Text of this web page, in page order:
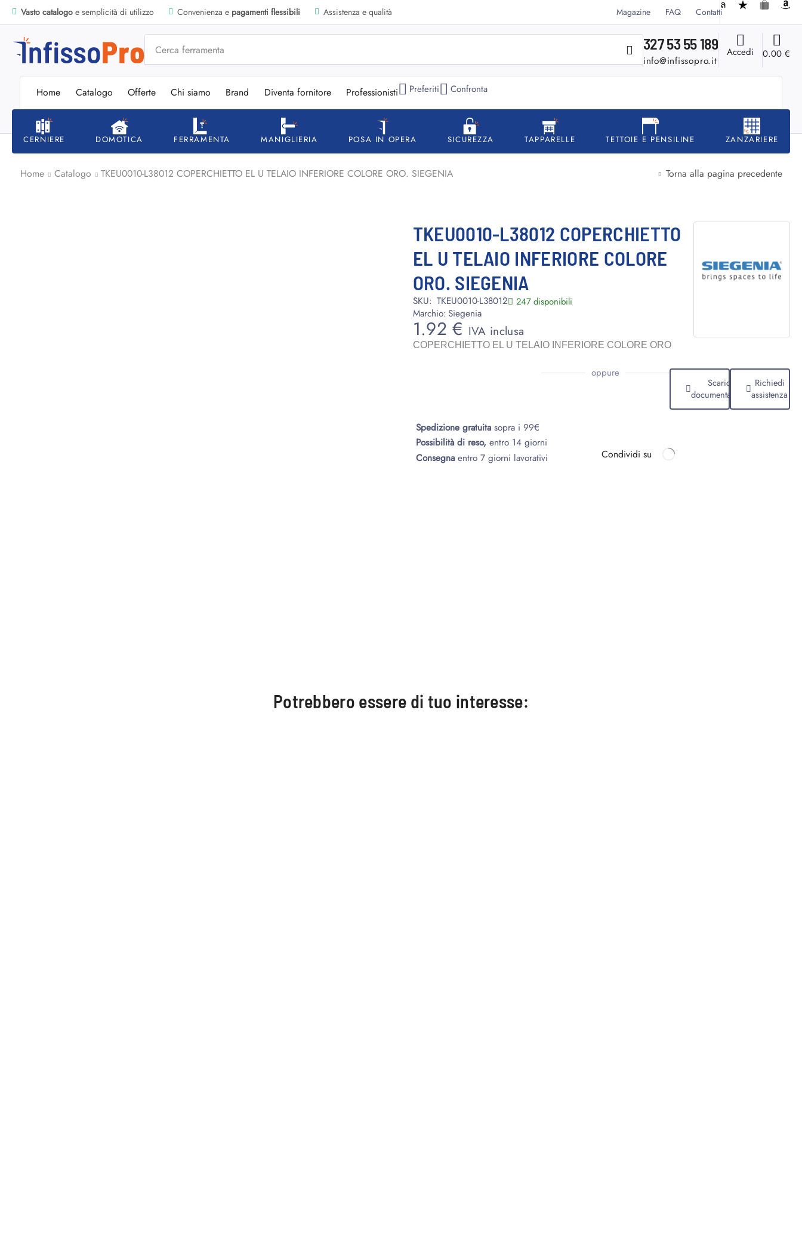
Vasto catalogoe semplicità di utilizzo Convenienza e pagamenti flessibili Assistenza e qualità Magazine FAQ Contatti
Cerca ferramenta 327 53 55 189
info@infissopro.it
Accedi 0.00€
Home Catalogo Offerte Chi siamo Brand Diventa fornitore Professionisti Preferiti Confronta
CERNIERE DOMOTICA FERRAMENTA MANIGLIERIA POSA IN OPERA SICUREZZA TAPPARELLE TETTOIE E PENSILINE ZANZARIERE
Home Catalogo TKEU0010-L38012 COPERCHIETTO EL U TELAIO INFERIORE COLORE ORO. SIEGENIA Torna alla pagina precedente
TKEU0010-L38012 COPERCHIETTO
EL U TELAIO INFERIORE COLORE
ORO. SIEGENIA
SKU: TKEU0010-L38012
Marchio: Siegenia
247 disponibili
1.92€ IVA inclusa
COPERCHIETTO EL U TELAIO INFERIORE COLORE ORO
oppure
Scarica
documentazione
Richiedi
assistenza
Spedizione gratuitasopra i 99€
Possibilità di reso, entro 14 giorni
Consegnaentro 7 giorni lavorativi Condividi su
Potrebbero essere di tuo interesse: